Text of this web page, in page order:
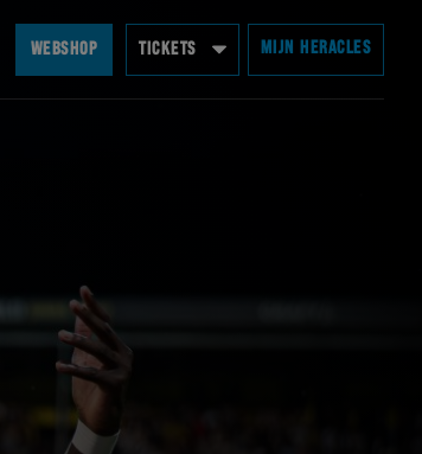
WEBSHOP TICKETS MIJN HERACLES